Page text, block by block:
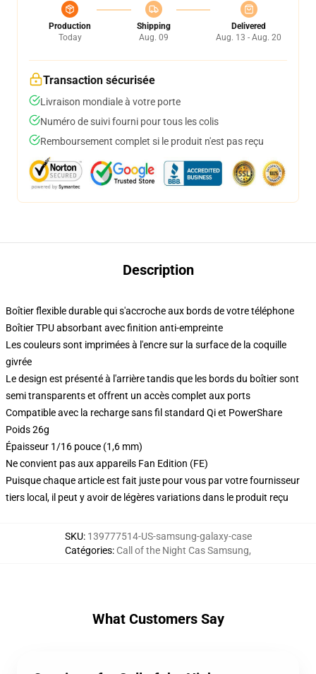
Production
Today
Shipping
Aug. 09
Delivered
Aug. 13 - Aug. 20
Transaction sécurisée
Livraison mondiale à votre porte
Numéro de suivi fourni pour tous les colis
Remboursement complet si le produit n'est pas reçu
Description
Boîtier flexible durable qui s'accroche aux bords de votre téléphone
Boîtier TPU absorbant avec finition anti-empreinte
Les couleurs sont imprimées à l'encre sur la surface de la coquille
givrée
Le design est présenté à l'arrière tandis que les bords du boîtier sont
semi transparents et offrent un accès complet aux ports
Compatible avec la recharge sans fil standard Qi et PowerShare
Poids 26g
Épaisseur 1/16 pouce (1,6 mm)
Ne convient pas aux appareils Fan Edition (FE)
Puisque chaque article est fait juste pour vous par votre fournisseur
tiers local, il peut y avoir de légères variations dans le produit reçu
SKU: 139777514-US-samsung-galaxy-case
Catégories: Call of the Night Cas Samsung,
What Customers Say